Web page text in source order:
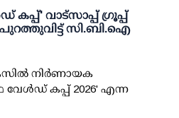
കപ്പ്' വാട്സാപ്പ് ഗ്രൂപ്പ്
പുറത്തുവിട്ട് സി.ബി.ഐ
നിര്‍ണായക
കപ്പ് 2026' എന്ന